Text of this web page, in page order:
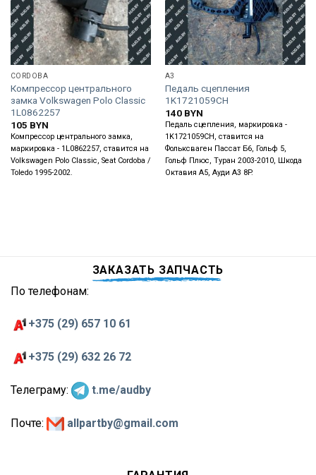
CORDOBA
Компрессор центрального
замка Volkswagen Polo Classic
1L0862257
105 BYN
Компрессор центрального замка,
маркировка - 1L0862257, ставится на
Volkswagen Polo Classic, Seat Cordoba /
Toledo 1995-2002.
A3
Педаль сцепления
1K1721059CH
140 BYN
Педаль сцепления, маркировка -
1K1721059CH, ставится на
Фольксваген Пассат Б6, Гольф 5,
Гольф Плюс, Туран 2003-2010, Шкода
Октавия А5, Ауди А3 8P.
ЗАКАЗАТЬ ЗАПЧАСТЬ
По телефонам:
+375 (29) 657 10 61
+375 (29) 632 26 72
Телеграму: t.me/audby
Почте: allpartby@gmail.com